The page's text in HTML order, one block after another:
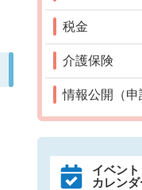
税金
介護保険
情報公開（申
イベント
カレン